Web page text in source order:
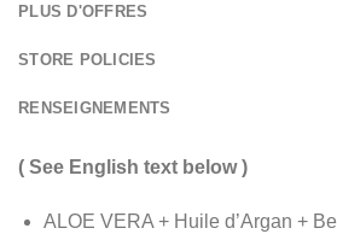
PLUS D'OFFRES
STORE POLICIES
RENSEIGNEMENTS
( See English text below )
ALOE VERA + Huile d’Argan +